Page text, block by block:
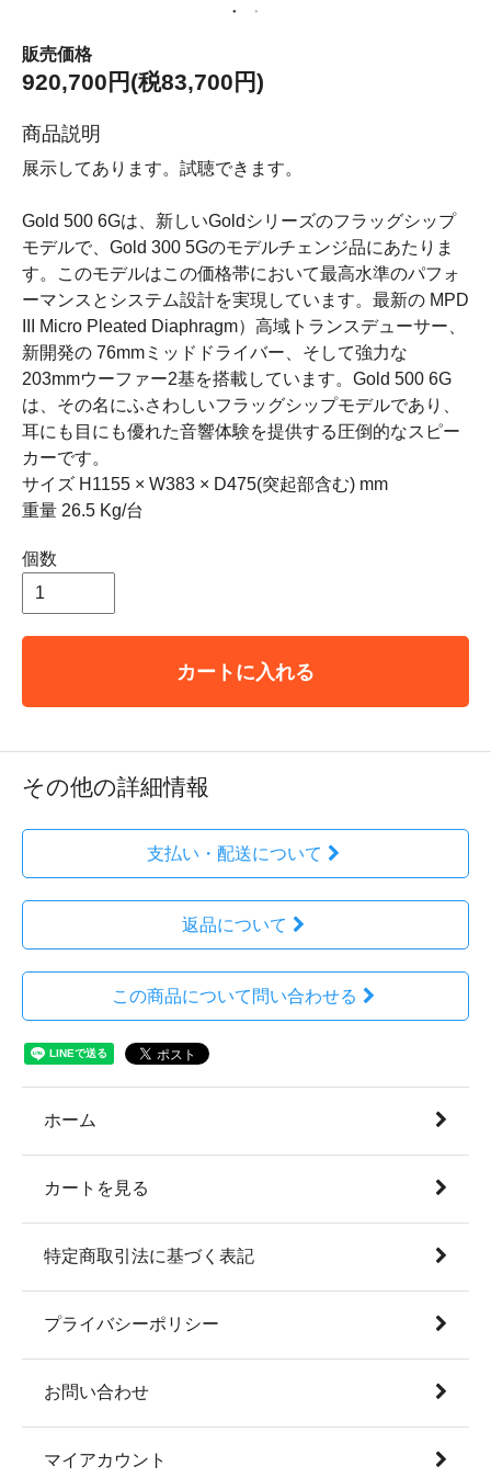
販売価格
920,700円(税83,700円)
商品説明
展示してあります。試聴できます。
Gold 500 6Gは、新しいGoldシリーズのフラッグシップ
モデルで、Gold 300 5Gのモデルチェンジ品にあたりま
す。このモデルはこの価格帯において最高水準のパフォ
ーマンスとシステム設計を実現しています。最新の MPD
III Micro Pleated Diaphragm）高域トランスデューサー、
新開発の 76mmミッドドライバー、そして強力な
203mmウーファー2基を搭載しています。Gold 500 6G
は、その名にふさわしいフラッグシップモデルであり、
耳にも目にも優れた音響体験を提供する圧倒的なスピー
カーです。
サイズ H1155 × W383 × D475(突起部含む) mm
重量 26.5 Kg/台
個数
カートに入れる
その他の詳細情報
支払い・配送について
返品について
この商品について問い合わせる
ホーム
カートを見る
特定商取引法に基づく表記
プライバシーポリシー
お問い合わせ
マイアカウント